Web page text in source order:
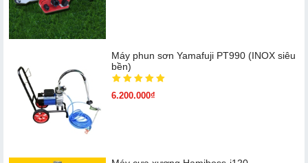
Máy phun sơn Yamafuji PT990 (INOX siêu
bền)
6.200.000₫